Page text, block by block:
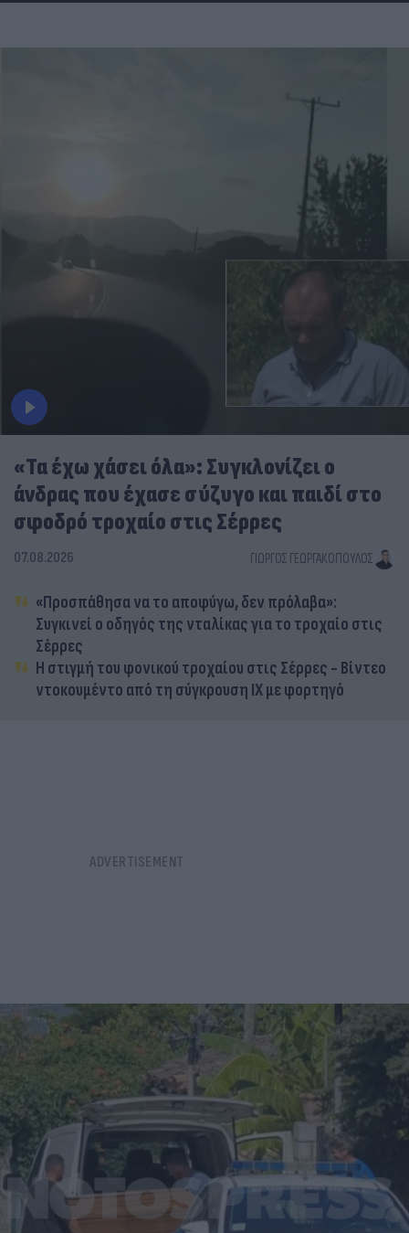
«Τα έχω χάσει όλα»: Συγκλονίζει ο
άνδρας που έχασε σύζυγο και παιδί στο
σφοδρό τροχαίο στις Σέρρες
07.08.2026 ΓΙΏΡΓΟΣ ΓΕΩΡΓΑΚΌΠΟΥΛΟΣ
«Προσπάθησα να το αποφύγω, δεν πρόλαβα»:
Συγκινεί ο οδηγός της νταλίκας για το τροχαίο στις
Σέρρες
Η στιγμή του φονικού τροχαίου στις Σέρρες - Βίντεο
ντοκουμέντο από τη σύγκρουση ΙΧ με φορτηγό